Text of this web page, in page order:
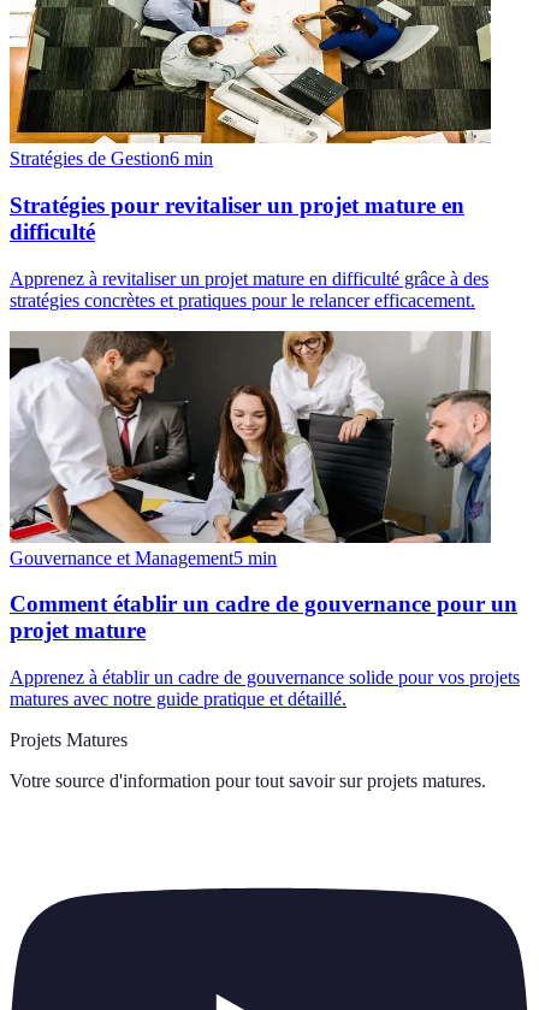
Stratégies de Gestion6 min
Stratégies pour revitaliser un projet mature en
difficulté
Apprenez à revitaliser un projet mature en difficulté grâce à des
stratégies concrètes et pratiques pour le relancer efficacement.
Gouvernance et Management5 min
Comment établir un cadre de gouvernance pour un
projet mature
Apprenez à établir un cadre de gouvernance solide pour vos projets
matures avec notre guide pratique et détaillé.
Projets Matures
Votre source d'information pour tout savoir sur projets matures.